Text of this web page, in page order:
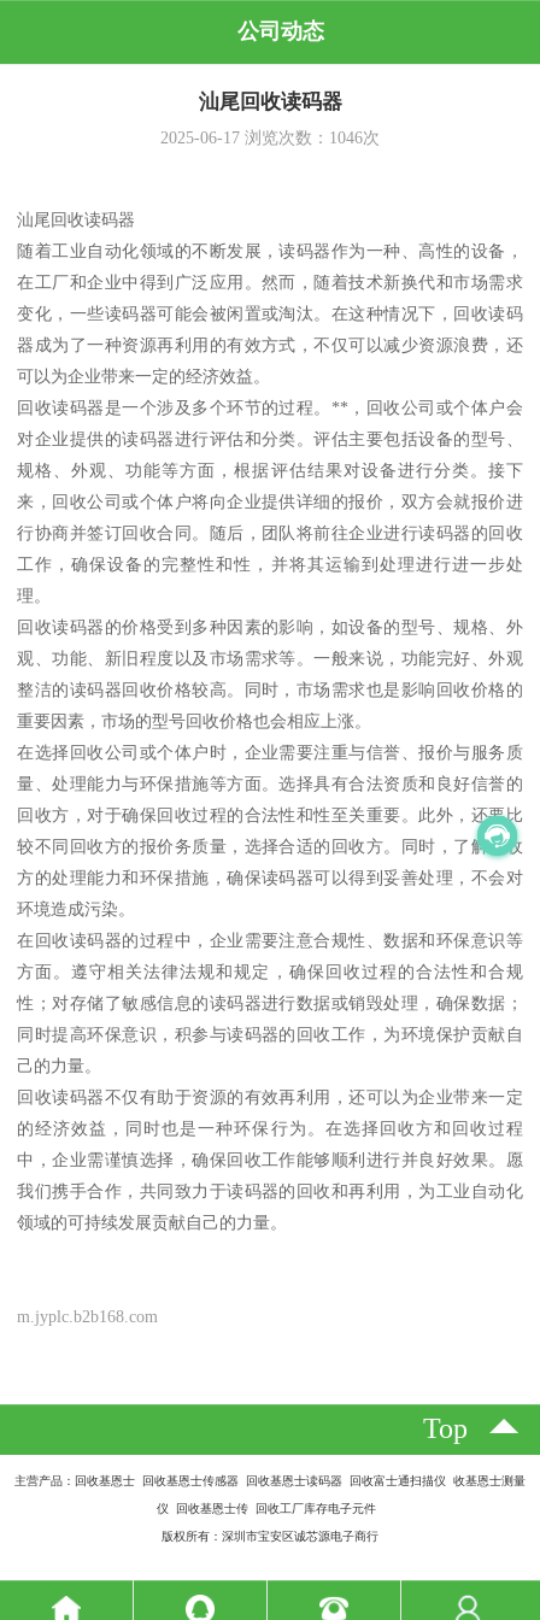
公司动态
汕尾回收读码器
2025-06-17 浏览次数： 1046次
汕尾回收读码器
随着工业自动化领域的不断发展，读码器作为一种、高性的设备，
在工厂和企业中得到广泛应用。然而，随着技术新换代和市场需求
变化，一些读码器可能会被闲置或淘汰。在这种情况下，回收读码
器成为了一种资源再利用的有效方式，不仅可以减少资源浪费，还
可以为企业带来一定的经济效益。
回收读码器是一个涉及多个环节的过程。**，回收公司或个体户会
对企业提供的读码器进行评估和分类。评估主要包括设备的型号、
规格、外观、功能等方面，根据评估结果对设备进行分类。接下
来，回收公司或个体户将向企业提供详细的报价，双方会就报价进
行协商并签订回收合同。随后，团队将前往企业进行读码器的回收
工作，确保设备的完整性和性，并将其运输到处理进行进一步处
理。
回收读码器的价格受到多种因素的影响，如设备的型号、规格、外
观、功能、新旧程度以及市场需求等。一般来说，功能完好、外观
整洁的读码器回收价格较高。同时，市场需求也是影响回收价格的
重要因素，市场的型号回收价格也会相应上涨。
在选择回收公司或个体户时，企业需要注重与信誉、报价与服务质
量、处理能力与环保措施等方面。选择具有合法资质和良好信誉的
回收方，对于确保回收过程的合法性和性至关重要。此外，还要比
较不同回收方的报价务质量，选择合适的回收方。同时，了解回收
方的处理能力和环保措施，确保读码器可以得到妥善处理，不会对
环境造成污染。
在回收读码器的过程中，企业需要注意合规性、数据和环保意识等
方面。遵守相关法律法规和规定，确保回收过程的合法性和合规
性；对存储了敏感信息的读码器进行数据或销毁处理，确保数据；
同时提高环保意识，积参与读码器的回收工作，为环境保护贡献自
己的力量。
回收读码器不仅有助于资源的有效再利用，还可以为企业带来一定
的经济效益，同时也是一种环保行为。在选择回收方和回收过程
中，企业需谨慎选择，确保回收工作能够顺利进行并良好效果。愿
我们携手合作，共同致力于读码器的回收和再利用，为工业自动化
领域的可持续发展贡献自己的力量。
m.jyplc.b2b168.com
Top
主营产品：回收基恩士 回收基恩士传感器 回收基恩士读码器 回收富士通扫描仪 收基恩士测量
仪 回收基恩士传 回收工厂库存电子元件
版权所有：深圳市宝安区诚芯源电子商行